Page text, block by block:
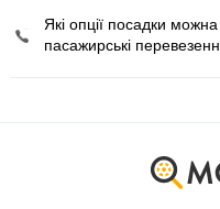
Які опції посадки
пасажирські